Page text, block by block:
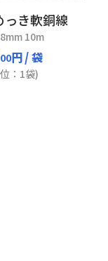
っき軟銅線
10m
円/ 袋
：1袋)